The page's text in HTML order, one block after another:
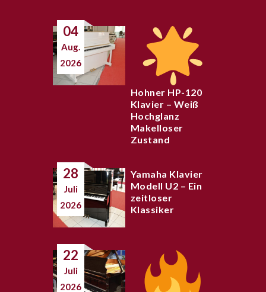
04
Aug.
2026
Hohner HP-120
Klavier – Weiß
Hochglanz
Makelloser
Zustand
28
Juli
2026
Yamaha Klavier
Modell U2 – Ein
zeitloser
Klassiker
22
Juli
2026